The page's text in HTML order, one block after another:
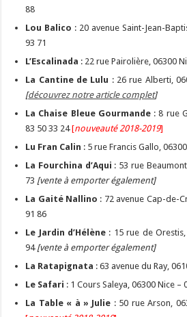
88
Lou Balico : 20 avenue Saint-Jean-
93 71
L’Escalinada : 22 rue Pairolière, 06300
La Cantine de Lulu : 26 rue Alberti,
[découvrez notre article complet]
La Chaise Bleue Gourmande: 8 rue
83 50 33 24[nouveauté 2018-2019]
Lu Fran Calin : 5 rue Francis Gallo,
La Fourchina d’Aqui : 53 rue
73 [vente à emporter également]
La Gaité Nallino : 72 avenue Cap-de-
91 86
Le Jardin d’Hélène : 15 rue de
94 [vente à emporter également]
La Ratapignata : 63 avenue du Ray,
Le Safari : 1 Cours Saleya, 06300 Nice –
La Table « à » Julie : 50 rue Arson,